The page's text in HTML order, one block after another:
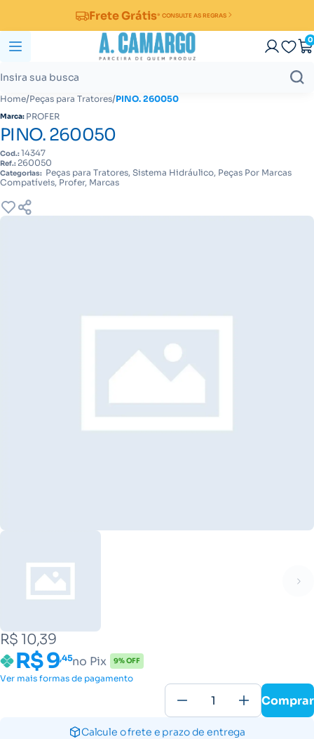
Frete Grátis* CONSULTE AS REGRAS
0
Home/Peças para Tratores/PINO. 260050
Marca: PROFER
PINO. 260050
Cod.:14347
Ref.: 260050
Categorias: Peças para Tratores, Sistema Hidráulico, Peças Por Marcas
Compatíveis, Profer, Marcas
R$ 10,39
R$ 9,45no Pix 9% OFF
Ver mais formas de pagamento
Comprar
Calcule o frete e prazo de entrega